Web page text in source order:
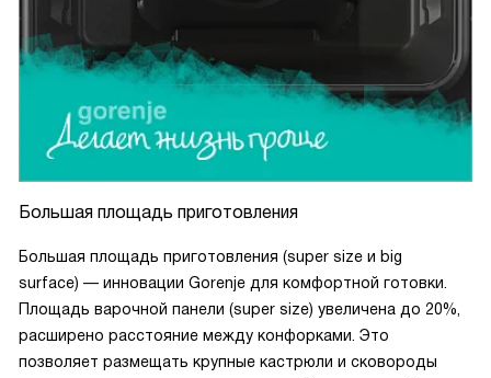
Большая площадь приготовления
Большая площадь приготовления (super size и big
surface) — инновации Gorenje для комфортной готовки.
Площадь варочной панели (super size) увеличена до 20%,
расширено расстояние между конфорками. Это
позволяет размещать крупные кастрюли и сковороды